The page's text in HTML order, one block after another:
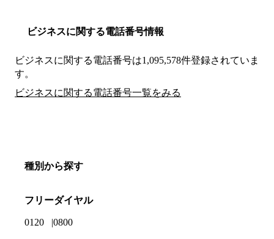
ビジネスに関する電話番号情報
ビジネスに関する電話番号は1,095,578件登録されていま
す。
ビジネスに関する電話番号一覧をみる
種別から探す
フリーダイヤル
0120 0800